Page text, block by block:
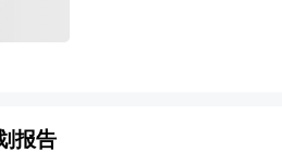
场研究工作时不可或缺的重
作为金融机构进行信贷分
益程度，提出建设性意见建
业投资决策者和主管机关审
维生素行业本质及规律性认
报告